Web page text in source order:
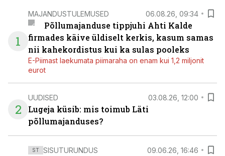
1
MAJANDUSTULEMUSED 06.08.26, 09:34
Põllumajanduse tippjuhi Ahti Kalde
firmades käive üldiselt kerkis, kasum samas
nii kahekordistus kui ka sulas pooleks
E-Piimast laekumata piimaraha on enam kui 1,2 miljonit
eurot
2
UUDISED 03.08.26, 12:00
Lugeja küsib: mis toimub Läti
põllumajanduses?
ST SISUTURUNDUS 09.06.26, 16:46